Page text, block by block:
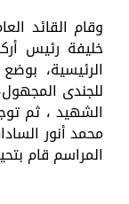
وقام القائد
خليفة رئيس
الرئيسية،
للجندى
الشهيد ، ثم
محمد أنور
المراسم قام